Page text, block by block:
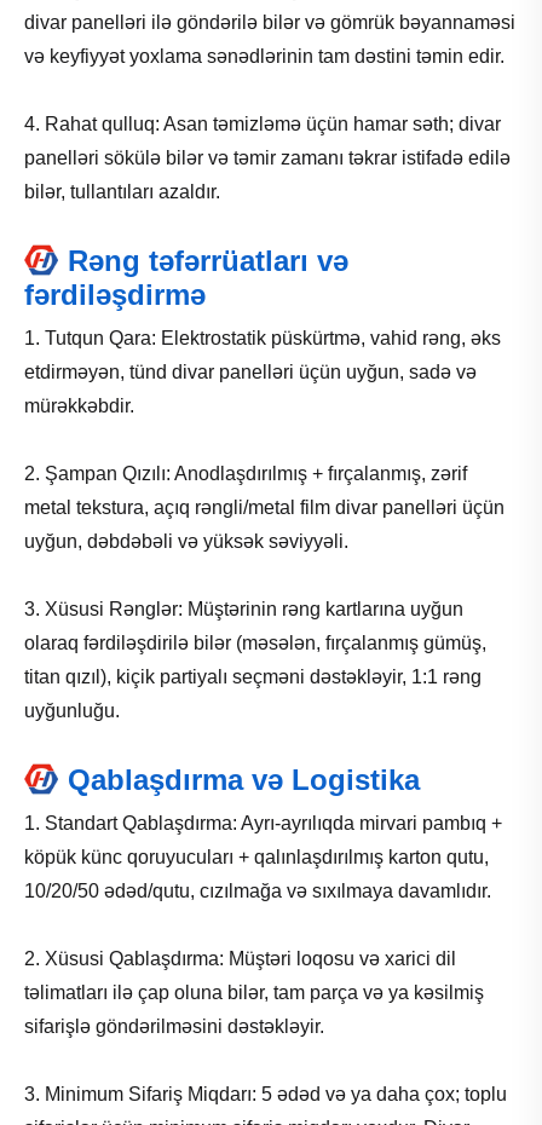
divar panelləri ilə göndərilə bilər və gömrük bəyannaməsi
və keyfiyyət yoxlama sənədlərinin tam dəstini təmin edir.
4. Rahat qulluq: Asan təmizləmə üçün hamar səth; divar
panelləri sökülə bilər və təmir zamanı təkrar istifadə edilə
bilər, tullantıları azaldır.
Rəng təfərrüatları və
fərdiləşdirmə
1. Tutqun Qara: Elektrostatik püskürtmə, vahid rəng, əks
etdirməyən, tünd divar panelləri üçün uyğun, sadə və
mürəkkəbdir.
2. Şampan Qızılı: Anodlaşdırılmış + fırçalanmış, zərif
metal tekstura, açıq rəngli/metal film divar panelləri üçün
uyğun, dəbdəbəli və yüksək səviyyəli.
3. Xüsusi Rənglər: Müştərinin rəng kartlarına uyğun
olaraq fərdiləşdirilə bilər (məsələn, fırçalanmış gümüş,
titan qızıl), kiçik partiyalı seçməni dəstəkləyir, 1:1 rəng
uyğunluğu.
Qablaşdırma və Logistika
1. Standart Qablaşdırma: Ayrı-ayrılıqda mirvari pambıq +
köpük künc qoruyucuları + qalınlaşdırılmış karton qutu,
10/20/50 ədəd/qutu, cızılmağa və sıxılmaya davamlıdır.
2. Xüsusi Qablaşdırma: Müştəri loqosu və xarici dil
təlimatları ilə çap oluna bilər, tam parça və ya kəsilmiş
sifarişlə göndərilməsini dəstəkləyir.
3. Minimum Sifariş Miqdarı: 5 ədəd və ya daha çox; toplu